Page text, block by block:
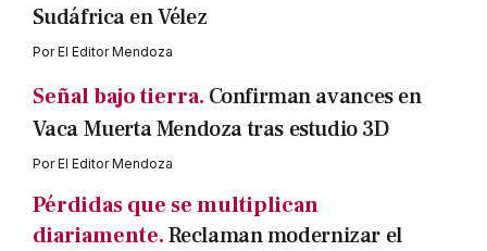
Sudáfrica en Vélez
PorEl Editor Mendoza
Señal bajo tierra. Confirman avances en
Vaca Muerta Mendoza tras estudio 3D
PorEl Editor Mendoza
Pérdidas que se multiplican
diariamente.Reclaman modernizar el